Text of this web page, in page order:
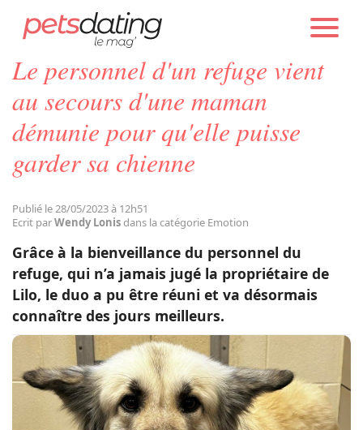
Chien
Chat
Tops
Sauvetages
Conso
PETS DATING ACTUALITÉS EMOTION
Le personnel d'un refuge vient
au secours d'une maman
démunie pour qu'elle puisse
garder sa chienne
Publié le 28/05/2023 à 12h51
Ecrit parWendy Lonisdans la catégorie Emotion
Grâce à la bienveillance du personnel du
refuge, qui n’a jamais jugé la propriétaire de
Lilo, le duo a pu être réuni et va désormais
connaître des jours meilleurs.